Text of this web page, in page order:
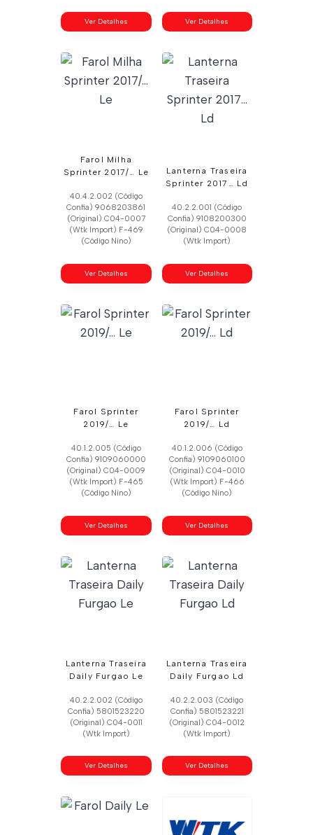
Ver Detalhes Ver Detalhes
Farol Milha
Sprinter 2017/… Le
40.4.2.002 (Código
Confia) 9068203861
(Original) C04-0007
(Wtk Import) F-469
(Código Nino)
Ver Detalhes
Lanterna Traseira
Sprinter 2017… Ld
40.2.2.001 (Código
Confia) 9108200300
(Original) C04-0008
(Wtk Import)
Ver Detalhes
Farol Sprinter
2019/… Le
40.1.2.005 (Código
Confia) 9109060000
(Original) C04-0009
(Wtk Import) F-465
(Código Nino)
Ver Detalhes
Farol Sprinter
2019/… Ld
40.1.2.006 (Código
Confia) 9109060100
(Original) C04-0010
(Wtk Import) F-466
(Código Nino)
Ver Detalhes
Lanterna Traseira
Daily Furgao Le
40.2.2.002 (Código
Confia) 5801523220
(Original) C04-0011
(Wtk Import)
Ver Detalhes
Lanterna Traseira
Daily Furgao Ld
40.2.2.003 (Código
Confia) 5801523221
(Original) C04-0012
(Wtk Import)
Ver Detalhes